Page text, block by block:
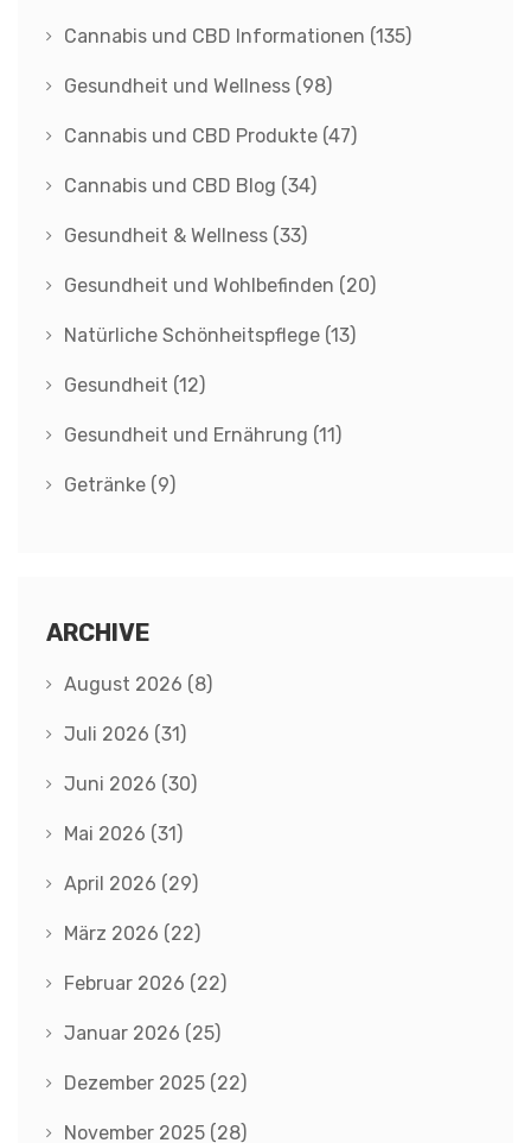
Cannabis und CBD Informationen (135)
Gesundheit und Wellness (98)
Cannabis und CBD Produkte (47)
Cannabis und CBD Blog (34)
Gesundheit & Wellness (33)
Gesundheit und Wohlbefinden (20)
Natürliche Schönheitspflege (13)
Gesundheit (12)
Gesundheit und Ernährung (11)
Getränke (9)
ARCHIVE
August 2026 (8)
Juli 2026 (31)
Juni 2026 (30)
Mai 2026 (31)
April 2026 (29)
März 2026 (22)
Februar 2026 (22)
Januar 2026 (25)
Dezember 2025 (22)
November 2025 (28)